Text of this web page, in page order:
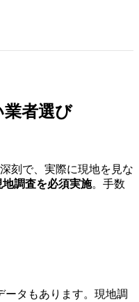
業者選び
刻で、実際に現地を見な
調査を必須実施。手数
ータもあります。現地調